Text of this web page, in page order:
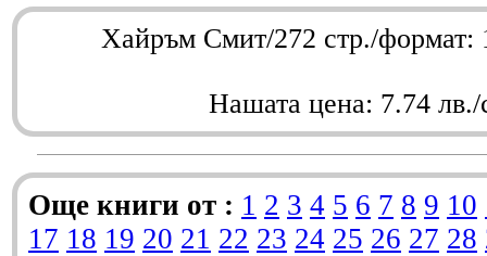
Хайръм Смит/272 стр./
Нашата цена: 7.74 лв./
Още книги от : 1 2 3 4 5 6 7 8 9 10
17 18 19 20 21 22 23 24 25 26 27 28